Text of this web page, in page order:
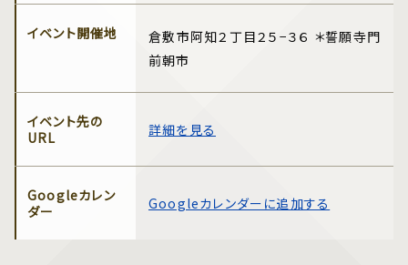
イベント開催地
倉敷市阿知２丁目２５−３６ ＊誓願寺門
前朝市
イベント先の
URL
詳細を見る
Googleカレン
ダー
Googleカレンダーに追加する